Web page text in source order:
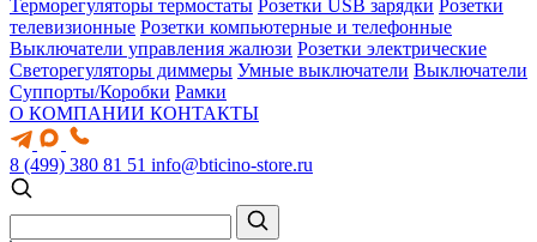
Терморегуляторы термостаты Розетки USB зарядки Розетки
телевизионные Розетки компьютерные и телефонные
Выключатели управления жалюзи Розетки электрические
Светорегуляторы диммеры Умные выключатели Выключатели
Суппорты/Коробки Рамки
О КОМПАНИИ КОНТАКТЫ
8 (499) 380 81 51 info@bticino-store.ru